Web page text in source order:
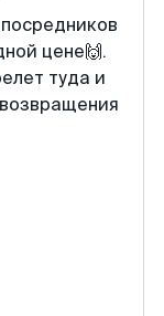
цене🙌.
туда и